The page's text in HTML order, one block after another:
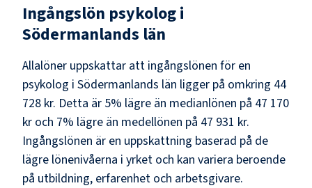
Ingångslön psykologi
Södermanlands län
Allalöner uppskattar att ingångslönen för en
psykolog i Södermanlands län ligger på omkring 44
728 kr. Detta är 5% lägre än medianlönen på 47 170
kr och 7% lägre än medellönen på 47 931 kr.
Ingångslönen är en uppskattning baserad på de
lägre lönenivåerna i yrket och kan variera beroende
på utbildning, erfarenhet och arbetsgivare.